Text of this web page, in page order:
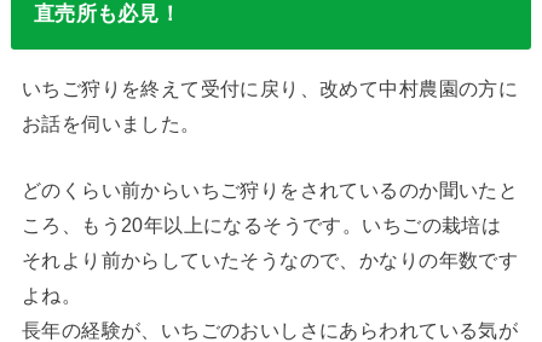
直売所も必見！
いちご狩りを終えて受付に戻り、改めて中村農園の方に
お話を伺いました。
どのくらい前からいちご狩りをされているのか聞いたと
ころ、もう20年以上になるそうです。いちごの栽培は
それより前からしていたそうなので、かなりの年数です
よね。
長年の経験が、いちごのおいしさにあらわれている気が